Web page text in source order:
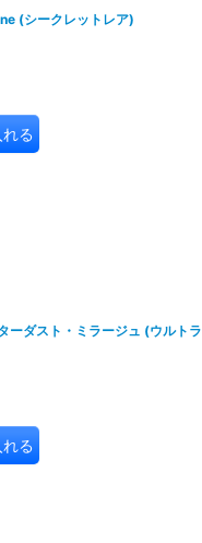
(シークレットレア)
る
ダスト・ミラージュ (ウルトラ
る